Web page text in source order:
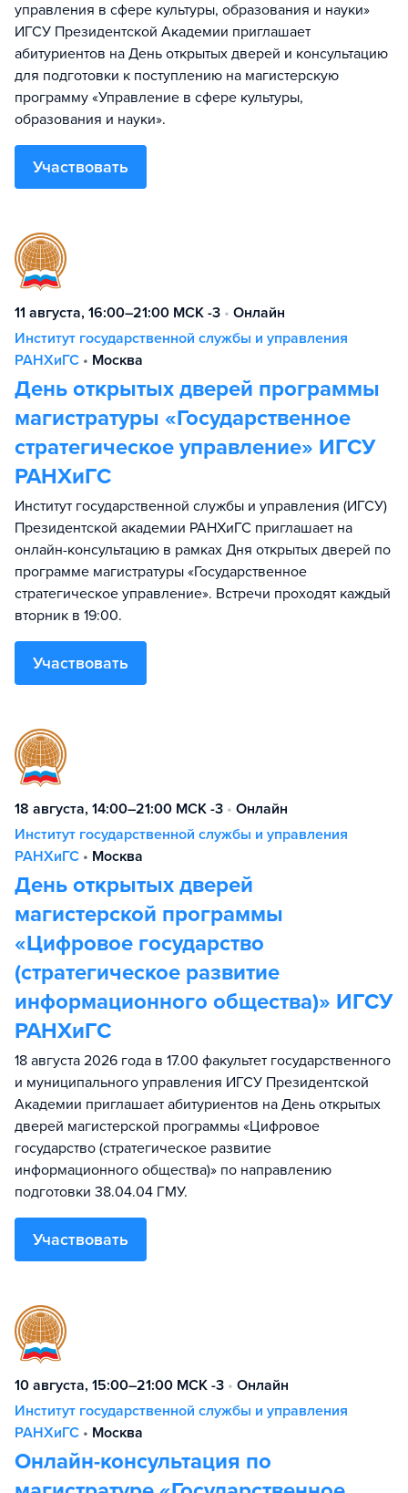
управления в сфере культуры, образования и науки»
ИГСУ Президентской Академии приглашает
абитуриентов на День открытых дверей и консультацию
для подготовки к поступлению на магистерскую
программу «Управление в сфере культуры,
образования и науки».
Участвовать
11 августа, 16:00–21:00 МСК -3 • Онлайн
Институт государственной службы и управления
РАНХиГС • Москва
День открытых дверей программы
магистратуры «Государственное
стратегическое управление» ИГСУ
РАНХиГС
Институт государственной службы и управления (ИГСУ)
Президентской академии РАНХиГС приглашает на
онлайн-консультацию в рамках Дня открытых дверей по
программе магистратуры «Государственное
стратегическое управление». Встречи проходят каждый
вторник в 19:00.
Участвовать
18 августа, 14:00–21:00 МСК -3 • Онлайн
Институт государственной службы и управления
РАНХиГС • Москва
День открытых дверей
магистерской программы
«Цифровое государство
(стратегическое развитие
информационного общества)» ИГСУ
РАНХиГС
18 августа 2026 года в 17.00 факультет государственного
и муниципального управления ИГСУ Президентской
Академии приглашает абитуриентов на День открытых
дверей магистерской программы «Цифровое
государство (стратегическое развитие
информационного общества)» по направлению
подготовки 38.04.04 ГМУ.
Участвовать
10 августа, 15:00–21:00 МСК -3 • Онлайн
Институт государственной службы и управления
РАНХиГС • Москва
Онлайн-консультация по